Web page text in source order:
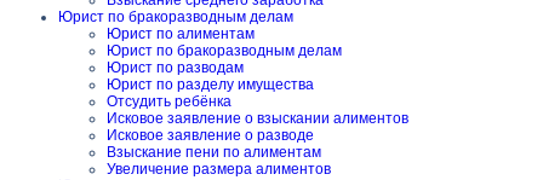
Юрист по бракоразводным делам
Юрист по алиментам
Юрист по бракоразводным делам
Юрист по разводам
Юрист по разделу имущества
Отсудить ребёнка
Исковое заявление о взыскании алиментов
Исковое заявление о разводе
Взыскание пени по алиментам
Увеличение размера алиментов